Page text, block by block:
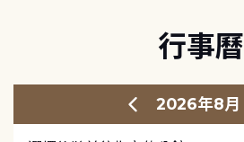
行事曆
2026年8月